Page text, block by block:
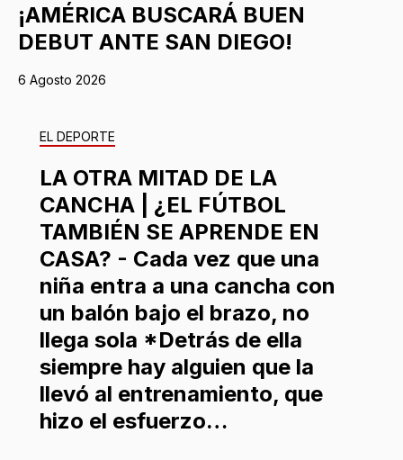
¡AMÉRICA BUSCARÁ BUEN
DEBUT ANTE SAN DIEGO!
6 Agosto 2026
EL DEPORTE
LA OTRA MITAD DE LA
CANCHA | ¿EL FÚTBOL
TAMBIÉN SE APRENDE EN
CASA? - Cada vez que una
niña entra a una cancha con
un balón bajo el brazo, no
llega sola *Detrás de ella
siempre hay alguien que la
llevó al entrenamiento, que
hizo el esfuerzo…